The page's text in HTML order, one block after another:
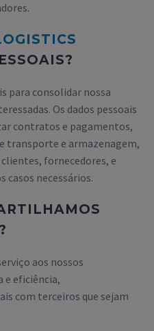
para consolidar nossa
Os dados pessoais
contratos e pagamentos,
transporte e armazenagem,
fornecedores, e
casos necessários.
aos nossos
e eficiência,
com terceiros que sejam